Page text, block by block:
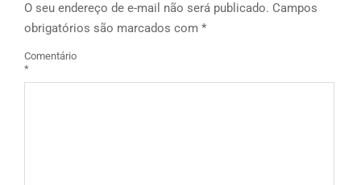
O seu endereço de e-mail não será publicado. Campos
obrigatórios são marcados com *
Comentário
*